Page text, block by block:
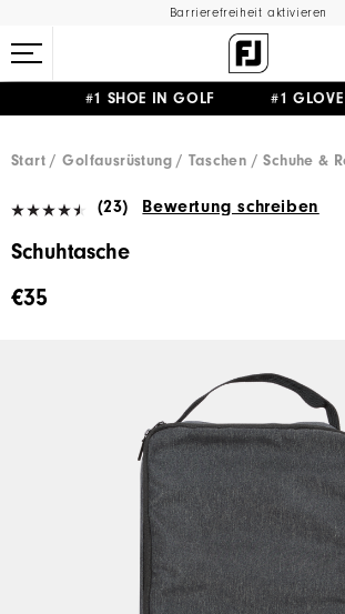
Barrierefreiheit aktivieren
#1 SHOE IN GOLF #1 GLOVE
Start
Golfausrüstung Taschen / Schuhe &
(23) Bewertung schreiben
Schuhtasche
€35